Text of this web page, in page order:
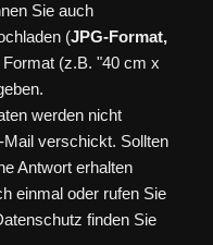
Sie auch
(JPG-Format,
(z.B. "40 cm x
werden nicht
verschickt. Sollten
Antwort erhalten
einmal oder rufen Sie
finden Sie